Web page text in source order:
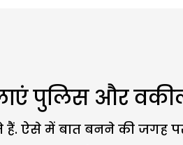
पुलिस और
ऐसे में बात बनने की जगह पर